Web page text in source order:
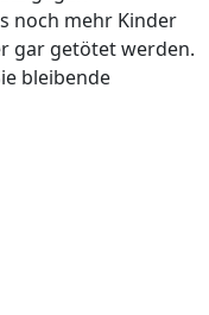
noch mehr Kinder
gar getötet werden.
bleibende